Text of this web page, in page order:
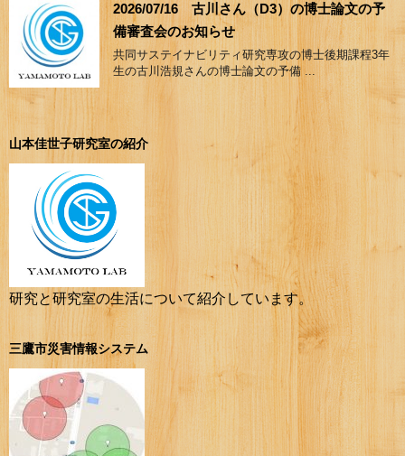
2026/07/16 古川さん（D3）の博士論文の予
備審査会のお知らせ
共同サステイナビリティ研究専攻の博士後期課程3年
生の古川浩規さんの博士論文の予備 ...
山本佳世子研究室の紹介
研究と研究室の生活について紹介しています。
三鷹市災害情報システム